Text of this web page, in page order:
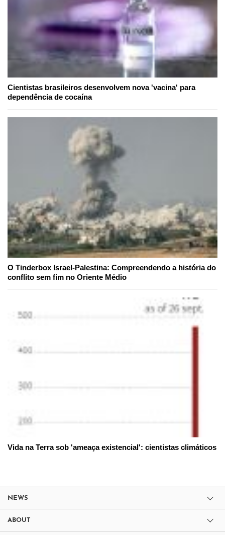
Cientistas brasileiros desenvolvem nova 'vacina' para
dependência de cocaína
O Tinderbox Israel-Palestina: Compreendendo a história do
conflito sem fim no Oriente Médio
Vida na Terra sob 'ameaça existencial': cientistas climáticos
NEWS
ABOUT